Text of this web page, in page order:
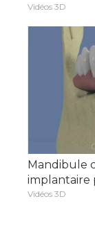
Vidéos 3D
Mandibule
implantaire
Vidéos 3D